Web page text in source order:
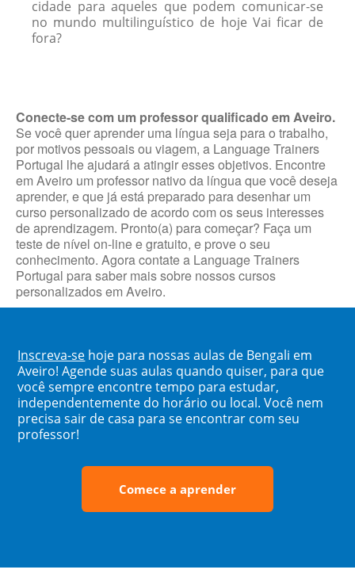
cidade para aqueles que podem comunicar-se
no mundo multilinguístico de hoje Vai ficar de
fora?
Conecte-se com um professor qualificado em Aveiro.
Se você quer aprender uma língua seja para o trabalho,
por motivos pessoais ou viagem, a Language Trainers
Portugal lhe ajudará a atingir esses objetivos. Encontre
em Aveiro um professor nativo da língua que você deseja
aprender, e que já está preparado para desenhar um
curso personalizado de acordo com os seus interesses
de aprendizagem. Pronto(a) para começar? Faça um
teste de nível on-line e gratuito, e prove o seu
conhecimento. Agora contate a Language Trainers
Portugal para saber mais sobre nossos cursos
personalizados em Aveiro.
Inscreva-se hoje para nossas aulas de Bengali em
Aveiro! Agende suas aulas quando quiser, para que
você sempre encontre tempo para estudar,
independentemente do horário ou local. Você nem
precisa sair de casa para se encontrar com seu
professor!
Comece a aprender